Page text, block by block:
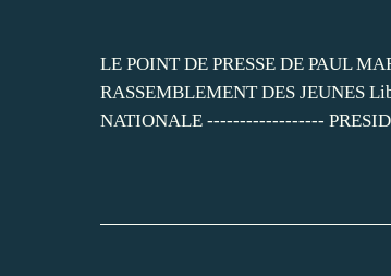
LE POINT DE PRESSE DE PAUL
RASSEMBLEMENT DES JEUNES
NATIONALE ------------------